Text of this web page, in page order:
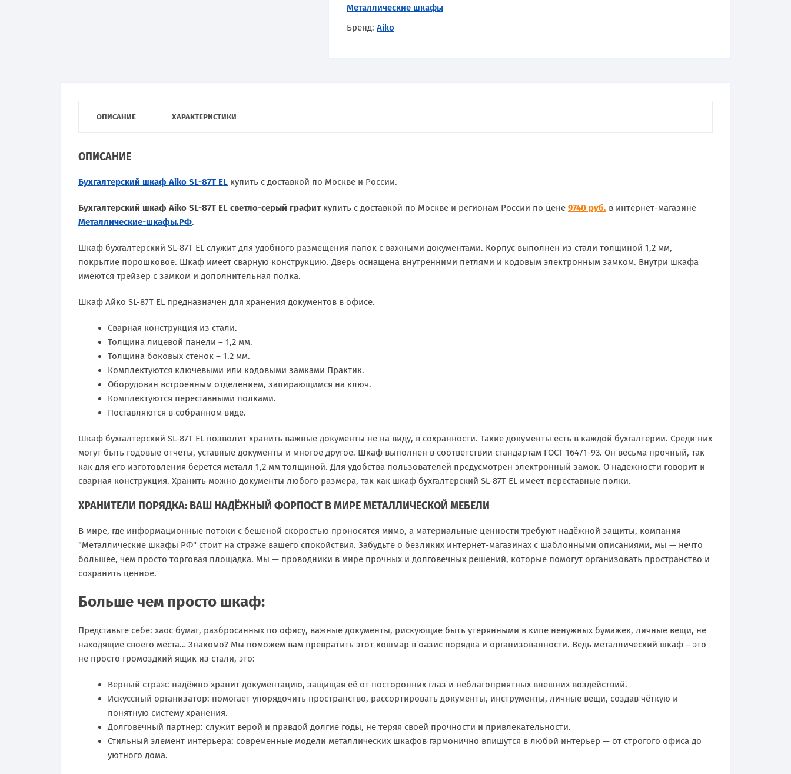
Металлические шкафы
Бренд: Aiko
ОПИСАНИЕ ХАРАКТЕРИСТИКИ
ОПИСАНИЕ
Бухгалтерский шкаф Aiko SL-87Т EL купить с доставкой по Москве и России.
Бухгалтерский шкаф Aiko SL-87Т EL светло-серый графит купить с доставкой по Москве и регионам России по цене 9740 руб. в интернет-магазине
Металлические-шкафы.РФ.
Шкаф бухгалтерский SL-87Т EL служит для удобного размещения папок с важными документами. Корпус выполнен из стали толщиной 1,2 мм,
покрытие порошковое. Шкаф имеет сварную конструкцию. Дверь оснащена внутренними петлями и кодовым электронным замком. Внутри шкафа
имеются трейзер с замком и дополнительная полка.
Шкаф Айко SL-87T EL предназначен для хранения документов в офисе.
Сварная конструкция из стали.
Толщина лицевой панели – 1,2 мм.
Толщина боковых стенок – 1.2 мм.
Комплектуются ключевыми или кодовыми замками Практик.
Оборудован встроенным отделением, запирающимся на ключ.
Комплектуются переставными полками.
Поставляются в собранном виде.
Шкаф бухгалтерский SL-87Т EL позволит хранить важные документы не на виду, в сохранности. Такие документы есть в каждой бухгалтерии. Среди них
могут быть годовые отчеты, уставные документы и многое другое. Шкаф выполнен в соответствии стандартам ГОСТ 16471-93. Он весьма прочный, так
как для его изготовления берется металл 1,2 мм толщиной. Для удобства пользователей предусмотрен электронный замок. О надежности говорит и
сварная конструкция. Хранить можно документы любого размера, так как шкаф бухгалтерский SL-87Т EL имеет переставные полки.
ХРАНИТЕЛИ ПОРЯДКА: ВАШ НАДЁЖНЫЙ ФОРПОСТ В МИРЕ МЕТАЛЛИЧЕСКОЙ МЕБЕЛИ
В мире, где информационные потоки с бешеной скоростью проносятся мимо, а материальные ценности требуют надёжной защиты, компания
"Металлические шкафы РФ" стоит на страже вашего спокойствия. Забудьте о безликих интернет-магазинах с шаблонными описаниями, мы — нечто
большее, чем просто торговая площадка. Мы — проводники в мире прочных и долговечных решений, которые помогут организовать пространство и
сохранить ценное.
Больше чем просто шкаф:
Представьте себе: хаос бумаг, разбросанных по офису, важные документы, рискующие быть утерянными в кипе ненужных бумажек, личные вещи, не
находящие своего места… Знакомо? Мы поможем вам превратить этот кошмар в оазис порядка и организованности. Ведь металлический шкаф – это
не просто громоздкий ящик из стали, это:
Верный страж: надёжно хранит документацию, защищая её от посторонних глаз и неблагоприятных внешних воздействий.
Искусcный организатор: помогает упорядочить пространство, рассортировать документы, инструменты, личные вещи, создав чёткую и
понятную систему хранения.
Долговечный партнер: служит верой и правдой долгие годы, не теряя своей прочности и привлекательности.
Стильный элемент интерьера: современные модели металлических шкафов гармонично впишутся в любой интерьер — от строгого офиса до
уютного дома.